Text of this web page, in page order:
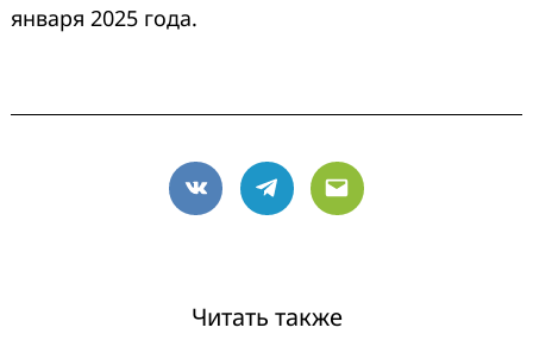
января 2025 года.
VK Telegram
Email
Читать также